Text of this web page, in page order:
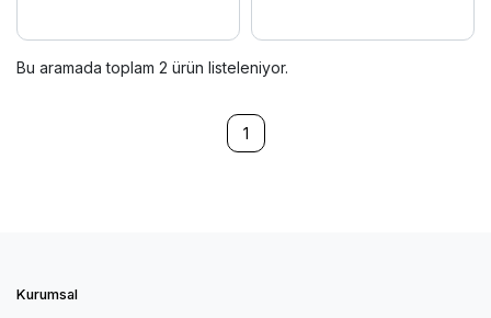
Bu aramada toplam 2 ürün listeleniyor.
1
Kurumsal